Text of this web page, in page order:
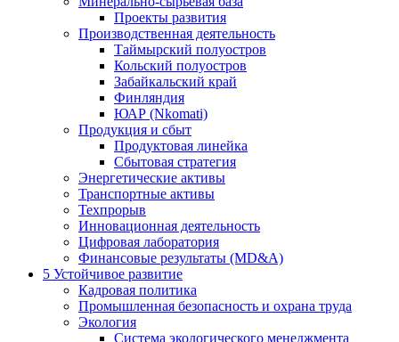
Проекты развития
Производственная деятельность
Таймырский полуостров
Кольский полуостров
Забайкальский край
Финляндия
ЮАР (Nkomati)
Продукция и сбыт
Продуктовая линейка
Сбытовая стратегия
Энергетические активы
Транспортные активы
Техпрорыв
Инновационная деятельность
Цифровая лаборатория
Финансовые результаты (MD&A)
5 Устойчивое развитие
Кадровая политика
Промышленная безопасность и охрана труда
Экология
Система экологического менеджмента